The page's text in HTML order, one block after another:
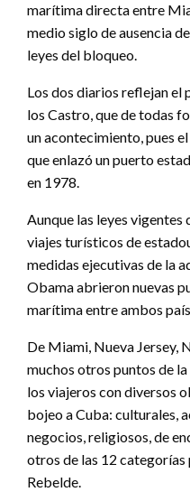
marítima directa entre
medio siglo de ausencia
leyes del bloqueo.
Los dos diarios reflejan el
los Castro, que de todas
un acontecimiento, pues
que enlazó un puerto
en 1978.
Aunque las leyes
viajes turísticos de
medidas ejecutivas de la
Obama abrieron nuevas
marítima entre ambos
De Miami, Nueva Jersey,
muchos otros puntos de
los viajeros con diversos
bojeo a Cuba: culturales,
negocios, religiosos, de
otros de las 12
Rebelde.